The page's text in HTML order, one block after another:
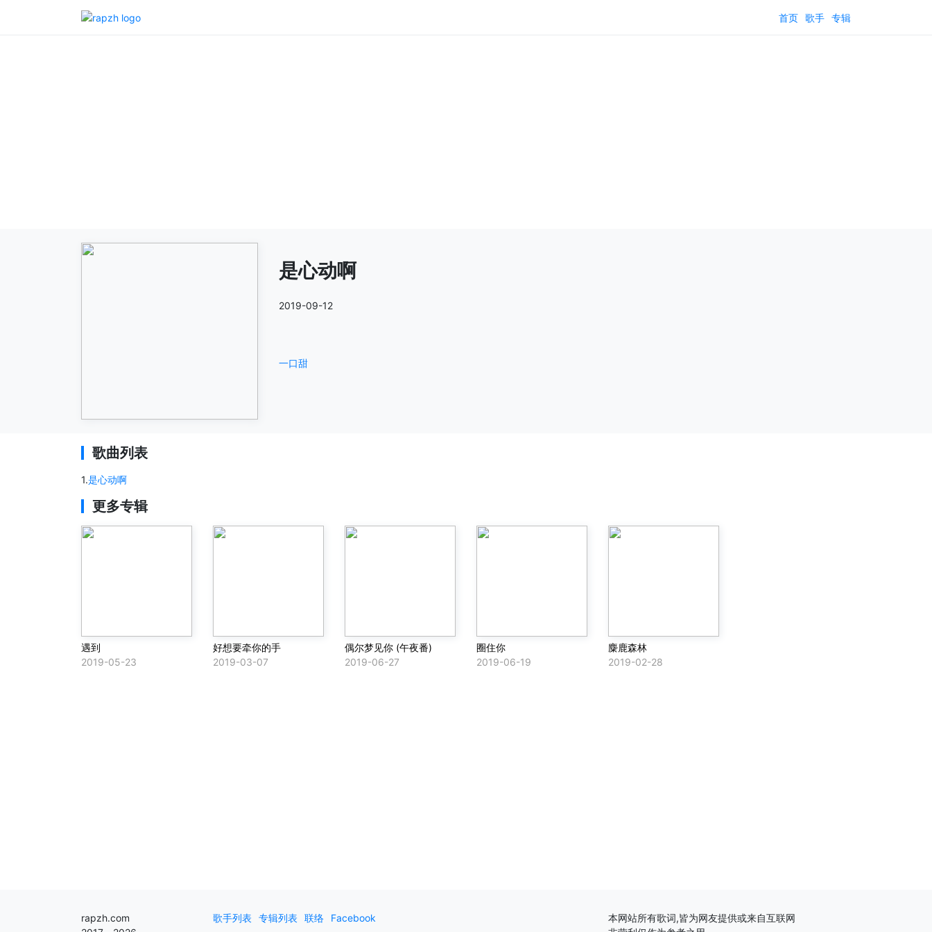
首页 歌手 专辑
是心动啊
2019-09-12
一口甜
歌曲列表
1.是心动啊
更多专辑
遇到
2019-05-23
好想要牵你的手
2019-03-07
偶尔梦见你 (午夜番)
2019-06-27
圈住你
2019-06-19
麋鹿森林
2019-02-28
rapzh.com
歌手列表 专辑列表 联络 Facebook
本网站所有歌词,皆为网友提供或来自互联网